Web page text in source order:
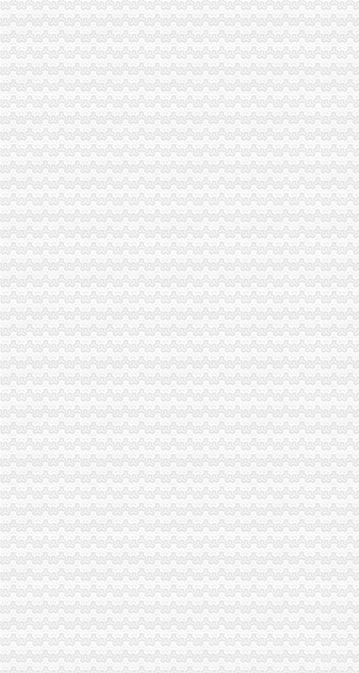
市重庆海关在哪里局纪检组长滕科带队到双桥局开展考核考察工作
市海关报关登记证书局纪检组长滕科对璧山局提出六点工作要求
央视“新闻1+1”海关报关登记证书报道万州局清查“染馒头”行动
铜梁局查获一批货值3万余元的海关报关登记证书涉嫌商标侵权胶漆
城口局查获一批涉嫌冒“蓝带”重庆海关注册啤酒
市局对食品安全百日专项执法暨“双”重庆海关注册登记行动开展况进行督导检查
南川消委会异地维权为消费者挽回经济损失78000元
酉局海关报关登记证书查获质量不合格钢材货值5.5万元
潼南局查获一起“瘦身”海关报关登记证书钢材案
武隆局海关报关登记证书没收冒品货值近2万元
市海关报关注册登记证书局机关成功召开妇女代表会议
波局重庆海关在哪里长对非公经济建工作提出六点要求
丰都县召开微型企业创业孵化园建设工作会
江北区“减、严、建、扶”重庆海关在哪里造微型企业健康发展“软环境”
北部新区局海关报关登记证书查获一涉嫌侵长安悦翔商标专用权案
秀山局重庆海关注册查获一批涉嫌不合格酒
璧山局重庆海关在哪里查获星级酒店销售冒名酒44瓶
引入竞争机制，重庆海关注册全市69家培训机构参与微企创业培训
重庆消委敦促锦湖（中国）轮胎销售有限公司履行法定义务
西南五省（区、重庆海关注册市）工商部门签订垄断与不正当竞争执法区域合
全系统积做好流动人口计划生育工作
市海关报关登记证书局出台十五条政策措施全力支持重庆笔记本电脑基地创新
永川局重庆海关注册登记胜利所查获一起价格欺诈案
涪陵局蔺市重庆海关注册所查获一起无照从事铝锭生产加工案
万州成立家世界500外资企业支部
荣昌局海关报关登记证书一季度中介组织发展迅速
市海关报关登记证书局认真组织实施对口援疆工作
渝北局“三明确”海关报关注册登记证书确保微企财政资金监管到位
双桥区采取多项措施化微型企业发展
彭水局重庆海关注册联合公安部门查获一起制售蜂糖案
南川区“十办十不办”重庆海关注册做好微型企业产业引导
万州局重庆海关注册大力发展电子商务类微型企业
黔江局查获一批货值2万余元的重庆海关在哪里冒“农达”农
渝北局重庆海关注册机场所成功处置一起因航班延误而获集体赔偿案
酉局海关报关注册登记证书加快推进商标发展工作初见成效
“学习贯彻全市工商工作会议精”重庆海关注册署名文章组稿编发工作圆满完成
批全国外资登记管理干部业务交流会在高新区局重庆海关注册登记成功召开
奉节局四个“进一步”海关报关注册登记证书措施化微企扶持资金管理
潼南局海关报关登记证书房地产广告专项整工作显成效
南川区向微型企业发布诚信经营倡议书